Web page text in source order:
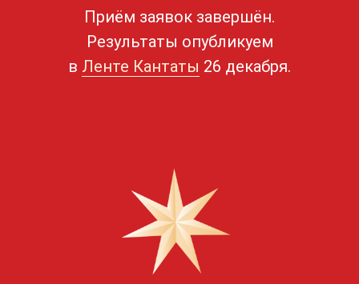
Приём заявок завершён.
Результаты опубликуем
в Ленте Кантаты 26 декабря.